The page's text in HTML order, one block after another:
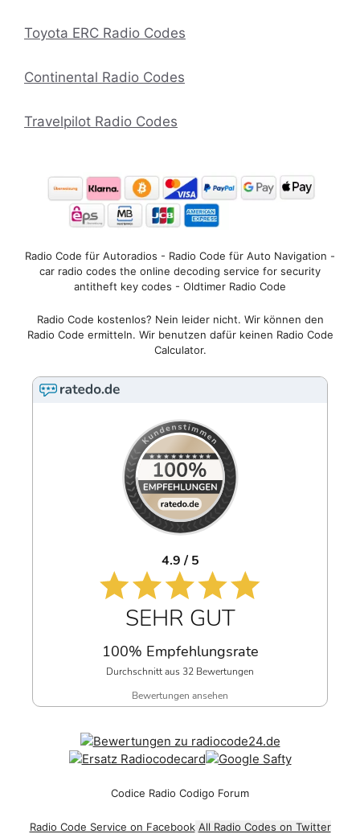
Toyota ERC Radio Codes
Continental Radio Codes
Travelpilot Radio Codes
Radio Code für Autoradios - Radio Code für Auto Navigation -
car radio codes the online decoding service for security
antitheft key codes - Oldtimer Radio Code
Radio Code kostenlos? Nein leider nicht. Wir können den
Radio Code ermitteln. Wir benutzen dafür keinen Radio Code
Calculator.
4.9 / 5
SEHR GUT
100% Empfehlungsrate
Durchschnitt aus 32 Bewertungen
Bewertungen ansehen
Codice Radio Codigo Forum
Radio Code Service on Facebook All Radio Codes on Twitter